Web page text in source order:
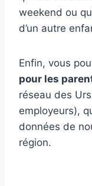
weekend ou
d’un autre
Enfin, vous
pour les
réseau des
employeurs),
données de
région.